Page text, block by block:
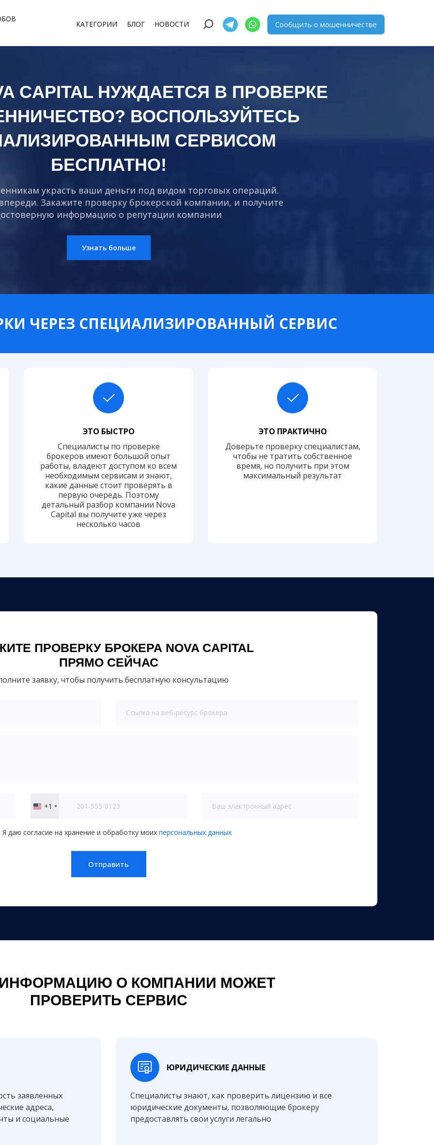
КАТЕГОРИИ БЛОГ НОВОСТИ Сообщить о мошенничестве
CAPITAL НУЖДАЕТСЯ В ПРОВЕРКЕ
ВОСПОЛЬЗУЙТЕСЬ
СЕРВИСОМ
БЕСПЛАТНО!
украсть ваши деньги под видом торговых операций.
Закажите проверку брокерской компании, и получите
информацию о репутации компании
Узнать больше
ЧЕРЕЗ СПЕЦИАЛИЗИРОВАННЫЙ СЕРВИС
ЭТО БЫСТРО
Специалисты по проверке
брокеров имеют большой опыт
работы, владеют доступом ко всем
необходимым сервисам и знают,
какие данные стоит проверять в
первую очередь. Поэтому
детальный разбор компании Nova
Capital вы получите уже через
несколько часов
ЭТО ПРАКТИЧНО
Доверьте проверку специалистам,
чтобы не тратить собственное
время, но получить при этом
максимальный результат
ПРОВЕРКУ БРОКЕРА NOVA CAPITAL
ПРЯМО СЕЙЧАС
заявку, чтобы получить бесплатную консультацию
United
+1
+1
Я даю согласие на хранение и обработку моих персональных данных
Отправить
О КОМПАНИИ МОЖЕТ
ПРОВЕРИТЬ СЕРВИС
заявленных
адреса,
и социальные
ЮРИДИЧЕСКИЕ ДАННЫЕ
Специалисты знают, как проверить лицензию и все
юридические документы, позволяющие брокеру
предоставлять свои услуги легально